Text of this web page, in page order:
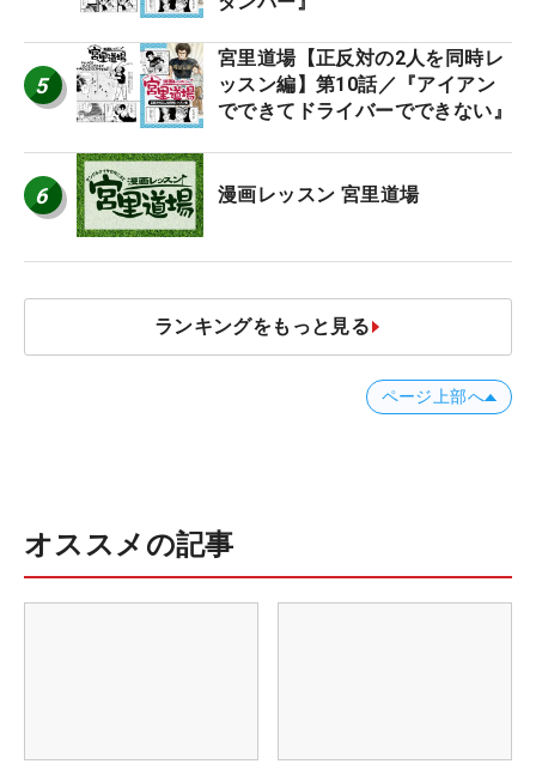
5
宮里道場【正反対の2人を同時レ
ッスン編】第10話／『アイアン
でできてドライバーでできない』
6 漫画レッスン 宮里道場
ランキングをもっと見る
ページ上部へ
オススメの記事